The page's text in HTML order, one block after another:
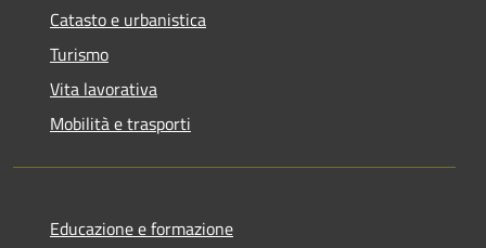
Catasto e urbanistica
Turismo
Vita lavorativa
Mobilità e trasporti
Educazione e formazione